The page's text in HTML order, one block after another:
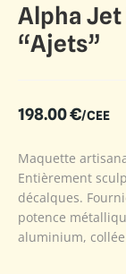
Alpha Jet
“Ajets”
198.00€/CEE
Maquette
Entièrement
décalques.
potence
aluminium,